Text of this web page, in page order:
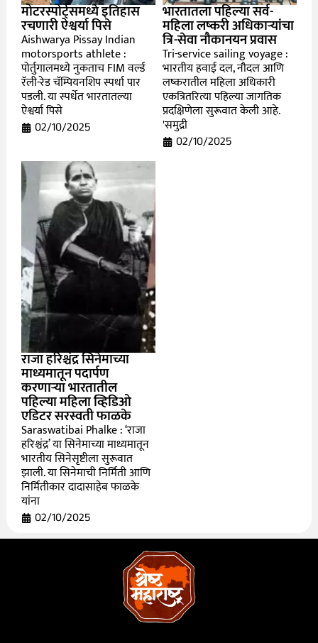
मोटरस्पोर्ट्समध्ये इतिहास
रचणारी ऐश्वर्या पिसे
Aishwarya Pissay Indian
motorsports athlete :
पोर्तुगालमध्ये नुकताच FIM वर्ल्ड
रॅली-रेड चॅम्पियनशिप स्पर्धा पार
पडली. या स्पर्धेत भारतातल्या
ऐश्वर्या पिसे
02/10/2025
भारतातला पहिल्या सर्व-
महिला लष्करी अधिकाऱ्यांचा
त्रि-सेवा नौकानयन प्रवास
Tri-service sailing voyage :
भारतीय हवाई दल, नौदल आणि
लष्करातील महिला अधिकारी
एकत्रितरित्या पहिल्या जागतिक
प्रदक्षिणेला सुरूवात केली आहे.
'समुद्री
02/10/2025
राजा हरिश्चंद्र सिनेमाच्या
माध्यमातून पदार्पण
करणाऱ्या भारतातील
पहिल्या महिला व्हिडिओ
एडिटर सरस्वती फाळके
Saraswatibai Phalke : ‘राजा
हरिश्चंद्र’ या सिनेमाच्या माध्यमातून
भारतीय सिनेसृष्टीला सुरूवात
झाली. या सिनेमाची निर्मिती आणि
निर्मितीकार दादासाहेब फाळके
यांना
02/10/2025